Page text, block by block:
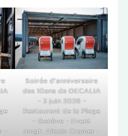
–
Soirée d’anniversaire
des 10ans de DECALIA
– 3 juin 2026 –
Restaurant de la Plage
– Genève – Event
mngt: Alexia Cramer –